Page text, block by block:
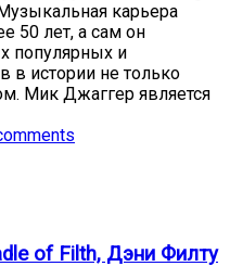
карьера
50 лет, а сам он
популярных и
в истории не только
Мик Джаггер является
of Filth, Дэни Филту